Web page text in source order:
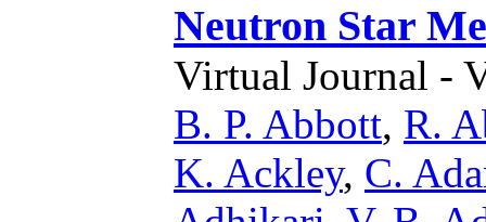
Neutron Star
Virtual Journal -
B. P. Abbott, R.
K. Ackley, C.